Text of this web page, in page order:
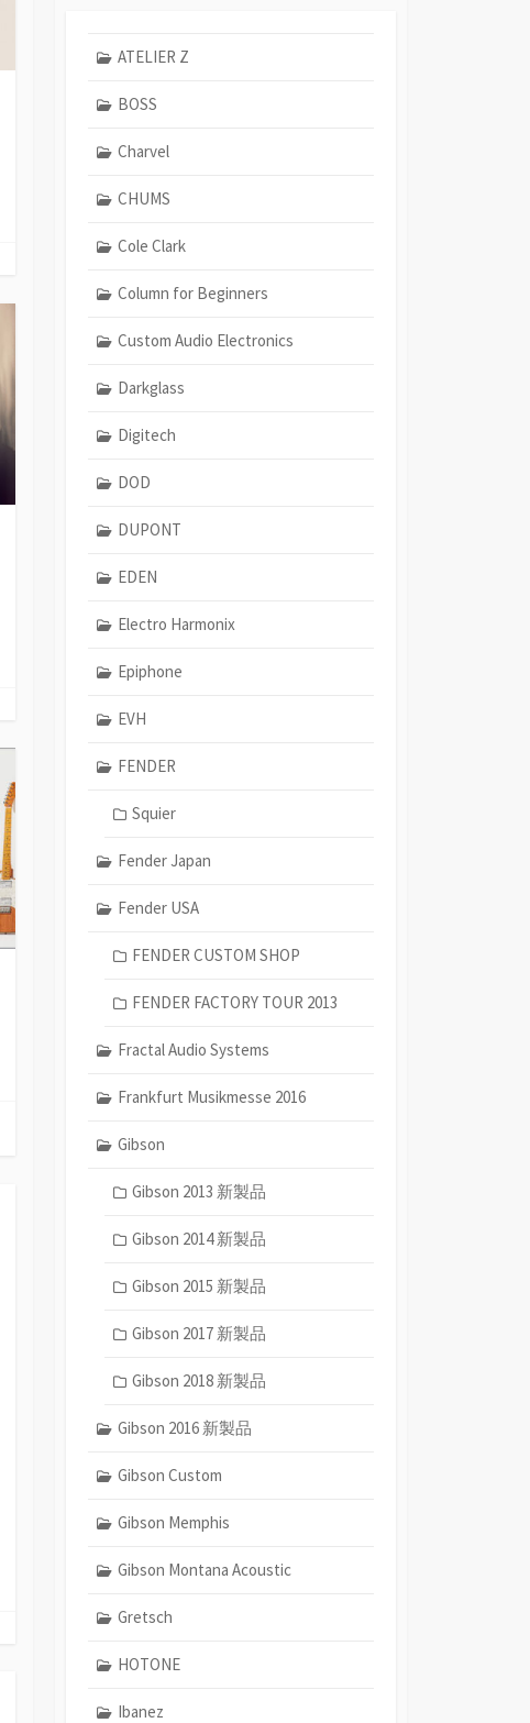
ATELIER Z
BOSS
Charvel
CHUMS
Cole Clark
Column for Beginners
Custom Audio Electronics
Darkglass
Digitech
DOD
DUPONT
EDEN
Electro Harmonix
Epiphone
EVH
FENDER
Squier
Fender Japan
Fender USA
FENDER CUSTOM SHOP
FENDER FACTORY TOUR 2013
Fractal Audio Systems
Frankfurt Musikmesse 2016
Gibson
Gibson 2013 新製品
Gibson 2014 新製品
Gibson 2015 新製品
Gibson 2017 新製品
Gibson 2018 新製品
Gibson 2016 新製品
Gibson Custom
Gibson Memphis
Gibson Montana Acoustic
Gretsch
HOTONE
Ibanez